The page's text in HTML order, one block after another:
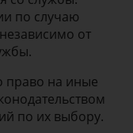
по случаю
от
на иные
по их выбору.